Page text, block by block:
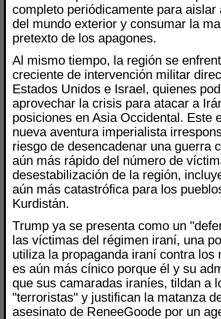
completo periódicamente para
del mundo exterior y consumar la
pretexto de los apagones.
Al mismo tiempo, la región se
creciente de intervención militar
Estados Unidos e Israel, quienes
aprovechar la crisis para atacar a
posiciones en Asia Occidental. Este
nueva aventura imperialista
riesgo de desencadenar una guerra
aún más rápido del número de
desestabilización de la región,
aún más catastrófica para los
Kurdistán.
Trump ya se presenta como un
las víctimas del régimen iraní, una
utiliza la propaganda iraní contra los
es aún más cínico porque él y su
que sus camaradas iraníes, tildan a
"terroristas" y justifican la matanza
asesinato de ReneeGoode por un